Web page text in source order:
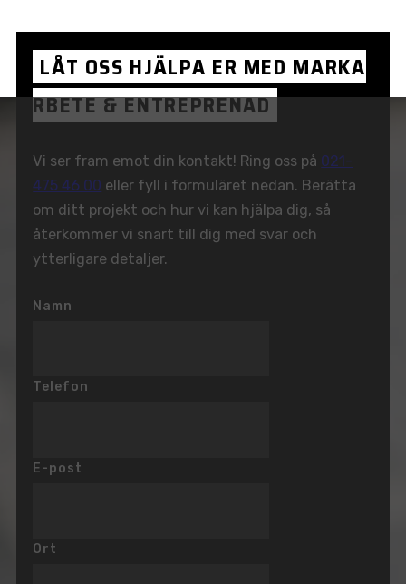
LÅT OSS HJÄLPA ER MED MARKA
RBETE & ENTREPRENAD
Vi ser fram emot din kontakt! Ring oss på 021-
475 46 00 eller fyll i formuläret nedan. Berätta
om ditt projekt och hur vi kan hjälpa dig, så
återkommer vi snart till dig med svar och
ytterligare detaljer.
Namn
Telefon
E-post
Ort